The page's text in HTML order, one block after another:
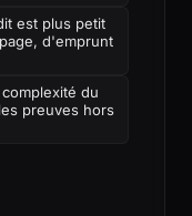
est plus petit
d'emprunt
du
preuves hors